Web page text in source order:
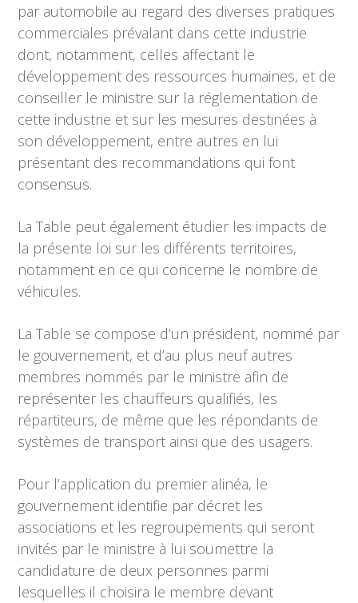
par automobile au regard des diverses pratiques
commerciales prévalant dans cette industrie
dont, notamment, celles affectant le
développement des ressources humaines, et de
conseiller le ministre sur la réglementation de
cette industrie et sur les mesures destinées à
son développement, entre autres en lui
présentant des recommandations qui font
consensus.
La Table peut également étudier les impacts de
la présente loi sur les différents territoires,
notamment en ce qui concerne le nombre de
véhicules.
La Table se compose d’un président, nommé par
le gouvernement, et d’au plus neuf autres
membres nommés par le ministre afin de
représenter les chauffeurs qualifiés, les
répartiteurs, de même que les répondants de
systèmes de transport ainsi que des usagers.
Pour l’application du premier alinéa, le
gouvernement identifie par décret les
associations et les regroupements qui seront
invités par le ministre à lui soumettre la
candidature de deux personnes parmi
lesquelles il choisira le membre devant